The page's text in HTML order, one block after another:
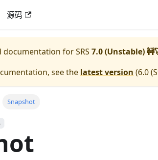
源码
documentation forSRS 7.0 (Unstable)
see the latest version (6.0
Snapshot